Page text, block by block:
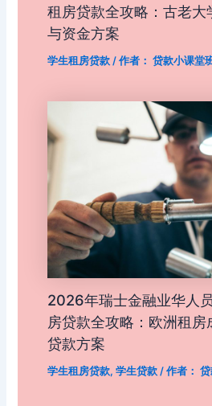
租房贷款全攻略：古老大
与资金方案
学生租房贷款/ 作者： 贷款小课堂
2026年瑞士金融业华人
房贷款全攻略：欧洲租
贷款方案
学生租房贷款, 学生贷款/ 作者：